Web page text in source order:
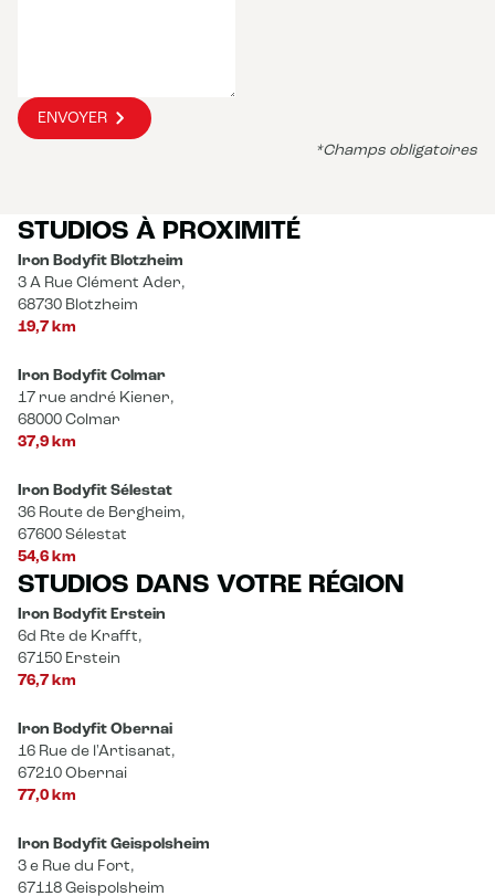
ENVOYER
*Champs obligatoires
STUDIOS À PROXIMITÉ
Iron Bodyfit Blotzheim
3 A Rue Clément Ader,
68730 Blotzheim
19,7 km
Iron Bodyfit Colmar
17 rue andré Kiener,
68000 Colmar
37,9 km
Iron Bodyfit Sélestat
36 Route de Bergheim,
67600 Sélestat
54,6 km
STUDIOS DANS VOTRE RÉGION
Iron Bodyfit Erstein
6d Rte de Krafft,
67150 Erstein
76,7 km
Iron Bodyfit Obernai
16 Rue de l'Artisanat,
67210 Obernai
77,0 km
Iron Bodyfit Geispolsheim
3 e Rue du Fort,
67118 Geispolsheim